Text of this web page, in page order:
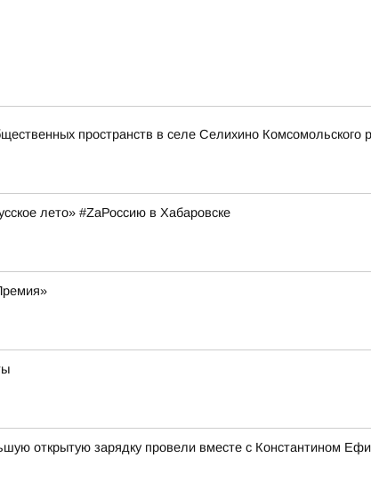
пространств в селе Селихино Комсомольского
лето» #ZaРоссию в Хабаровске
открытую зарядку провели вместе с Константином